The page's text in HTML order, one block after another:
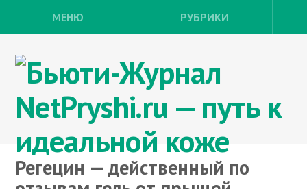
МЕНЮ РУБРИКИ
Регецин — действенный по